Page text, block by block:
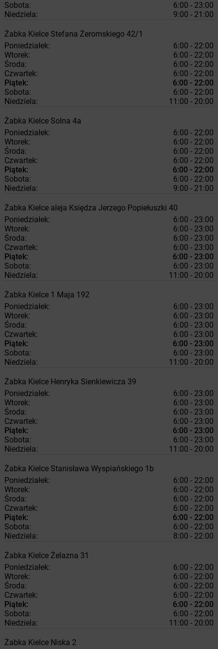
Sobota:
6:00 - 23:00
Niedziela:
9:00 - 21:00
Żabka Kielce Stefana Żeromskiego 42/1
Poniedziałek:
6:00 - 22:00
Wtorek:
6:00 - 22:00
Środa:
6:00 - 22:00
Czwartek:
6:00 - 22:00
Piątek:
6:00 - 22:00
Sobota:
6:00 - 22:00
Niedziela:
11:00 - 20:00
Żabka Kielce Solna 4a
Poniedziałek:
6:00 - 22:00
Wtorek:
6:00 - 22:00
Środa:
6:00 - 22:00
Czwartek:
6:00 - 22:00
Piątek:
6:00 - 22:00
Sobota:
6:00 - 22:00
Niedziela:
9:00 - 21:00
Żabka Kielce aleja Księdza Jerzego Popiełuszki 40
Poniedziałek:
6:00 - 23:00
Wtorek:
6:00 - 23:00
Środa:
6:00 - 23:00
Czwartek:
6:00 - 23:00
Piątek:
6:00 - 23:00
Sobota:
6:00 - 23:00
Niedziela:
11:00 - 20:00
Żabka Kielce 1 Maja 192
Poniedziałek:
6:00 - 23:00
Wtorek:
6:00 - 23:00
Środa:
6:00 - 23:00
Czwartek:
6:00 - 23:00
Piątek:
6:00 - 23:00
Sobota:
6:00 - 23:00
Niedziela:
11:00 - 20:00
Żabka Kielce Henryka Sienkiewicza 39
Poniedziałek:
6:00 - 23:00
Wtorek:
6:00 - 23:00
Środa:
6:00 - 23:00
Czwartek:
6:00 - 23:00
Piątek:
6:00 - 23:00
Sobota:
6:00 - 23:00
Niedziela:
11:00 - 20:00
Żabka Kielce Stanisława Wyspiańskiego 1b
Poniedziałek:
6:00 - 22:00
Wtorek:
6:00 - 22:00
Środa:
6:00 - 22:00
Czwartek:
6:00 - 22:00
Piątek:
6:00 - 22:00
Sobota:
6:00 - 22:00
Niedziela:
8:00 - 22:00
Żabka Kielce Żelazna 31
Poniedziałek:
6:00 - 22:00
Wtorek:
6:00 - 22:00
Środa:
6:00 - 22:00
Czwartek:
6:00 - 22:00
Piątek:
6:00 - 22:00
Sobota:
6:00 - 22:00
Niedziela:
11:00 - 20:00
Żabka Kielce Niska 2